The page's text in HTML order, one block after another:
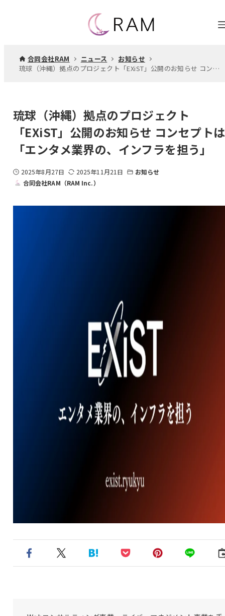
合同会社RAM ニュース
お知らせ
琉球（沖縄）拠点のプロジェクト「EXiST」公開のお知らせ コンセプトは「エンタメ業界の、インフラを担う」
琉球（沖縄）拠点のプロジェクト
「EXiST」公開のお知らせ コンセプトは
「エンタメ業界の、インフラを担う」
2025年8月27日 2025年11月21日
お知らせ
合同会社RAM（RAM Inc.）